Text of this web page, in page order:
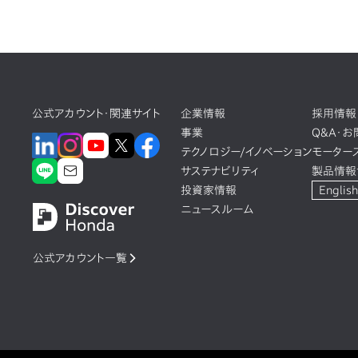
公式アカウント・関連サイト
公式アカウント一覧
企業情報
事業
テクノロジー/イノベーション
サステナビリティ
投資家情報
ニュースルーム
採用情報
Q&A・
モーター
製品情報
English